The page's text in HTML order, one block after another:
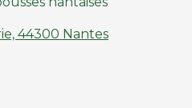
44300 Nantes